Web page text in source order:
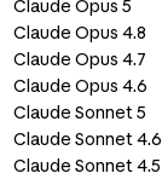
Claude Opus 5
Claude Opus 4.8
Claude Opus 4.7
Claude Opus 4.6
Claude Sonnet 5
Claude Sonnet 4.6
Claude Sonnet 4.5